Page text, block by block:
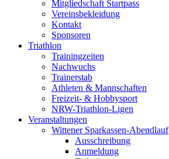
Mitgliedschaft Startpass
Vereinsbekleidung
Kontakt
Sponsoren
Triathlon
Trainingzeiten
Nachwuchs
Trainerstab
Athleten & Mannschaften
Freizeit- & Hobbysport
NRW-Triathlon-Ligen
Veranstaltungen
Wittener Sparkassen-Abendlauf
Ausschreibung
Anmeldung